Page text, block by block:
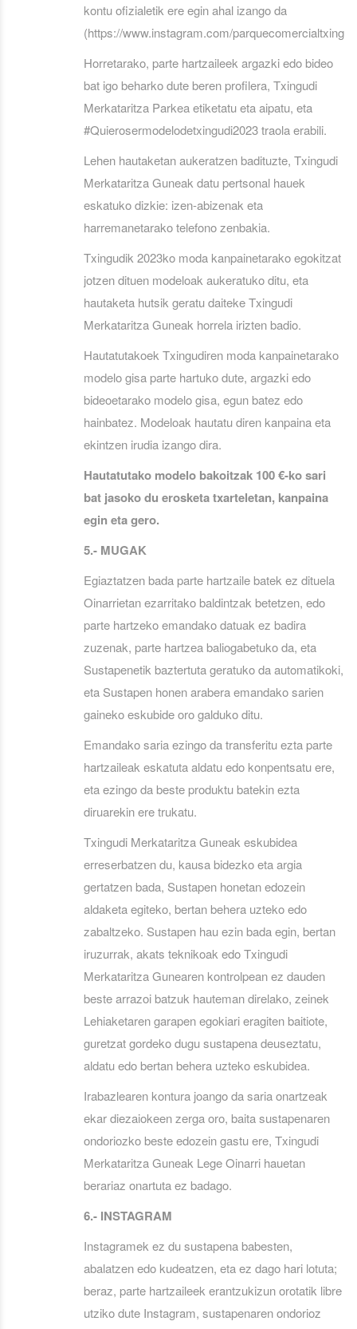
kontu ofizialetik ere egin ahal izango da
(https://www.instagram.com/
Horretarako, parte hartzaileek argazki edo bideo
bat igo beharko dute beren profilera, Txingudi
Merkataritza Parkea etiketatu eta aipatu, eta
#Quierosermodelodetxingudi2023 traola erabili.
Lehen hautaketan aukeratzen badituzte, Txingudi
Merkataritza Guneak datu pertsonal hauek
eskatuko dizkie: izen-abizenak eta
harremanetarako telefono zenbakia.
Txingudik 2023ko moda kanpainetarako egokitzat
jotzen dituen modeloak aukeratuko ditu, eta
hautaketa hutsik geratu daiteke Txingudi
Merkataritza Guneak horrela irizten badio.
Hautatutakoek Txingudiren moda kanpainetarako
modelo gisa parte hartuko dute, argazki edo
bideoetarako modelo gisa, egun batez edo
hainbatez. Modeloak hautatu diren kanpaina eta
ekintzen irudia izango dira.
Hautatutako modelo bakoitzak 100 €-ko sari
bat jasoko du erosketa txarteletan, kanpaina
egin eta gero.
5.- MUGAK
Egiaztatzen bada parte hartzaile batek ez dituela
Oinarrietan ezarritako baldintzak betetzen, edo
parte hartzeko emandako datuak ez badira
zuzenak, parte hartzea baliogabetuko da, eta
Sustapenetik baztertuta geratuko da automatikoki,
eta Sustapen honen arabera emandako sarien
gaineko eskubide oro galduko ditu.
Emandako saria ezingo da transferitu ezta parte
hartzaileak eskatuta aldatu edo konpentsatu ere,
eta ezingo da beste produktu batekin ezta
diruarekin ere trukatu.
Txingudi Merkataritza Guneak eskubidea
erreserbatzen du, kausa bidezko eta argia
gertatzen bada, Sustapen honetan edozein
aldaketa egiteko, bertan behera uzteko edo
zabaltzeko. Sustapen hau ezin bada egin, bertan
iruzurrak, akats teknikoak edo Txingudi
Merkataritza Gunearen kontrolpean ez dauden
beste arrazoi batzuk hauteman direlako, zeinek
Lehiaketaren garapen egokiari eragiten baitiote,
guretzat gordeko dugu sustapena deuseztatu,
aldatu edo bertan behera uzteko eskubidea.
Irabazlearen kontura joango da saria onartzeak
ekar diezaiokeen zerga oro, baita sustapenaren
ondoriozko beste edozein gastu ere, Txingudi
Merkataritza Guneak Lege Oinarri hauetan
berariaz onartuta ez badago.
6.- INSTAGRAM
Instagramek ez du sustapena babesten,
abalatzen edo kudeatzen, eta ez dago hari lotuta;
beraz, parte hartzaileek erantzukizun orotatik libre
utziko dute Instagram, sustapenaren ondorioz